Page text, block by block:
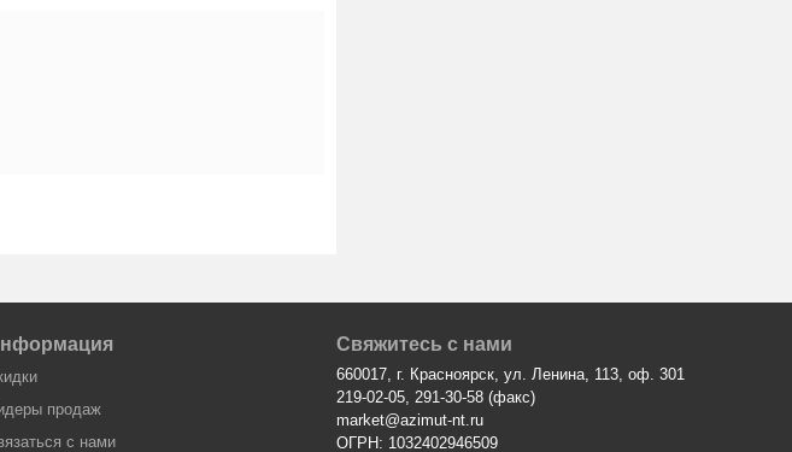
продaж
с нами
Свяжитесь с нами
660017, г. Красноярск, ул. Ленина, 113, оф. 301
219-02-05, 291-30-58 (факс)
market@azimut-nt.ru
ОГРН: 1032402946509